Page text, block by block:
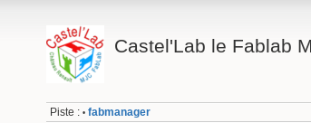
Castel'Lab le Fablab
Piste : • fabmanager